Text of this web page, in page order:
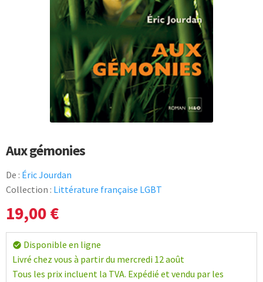
Aux gémonies
De : Éric Jourdan
Collection : Littérature française LGBT
19,00€
check_circle Disponible en ligne
Livré chez vous à partir du mercredi 12 août
Tous les prix incluent la TVA. Expédié et vendu par les